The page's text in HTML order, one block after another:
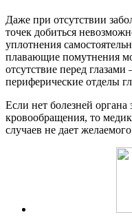
Даже при отсутствии
точек добиться
уплотнения
плавающие помутнения
отсутствие перед
периферические отделы
Если нет болезней
кровообращения, то
случаев не дает